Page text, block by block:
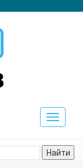
Toggle
Найти